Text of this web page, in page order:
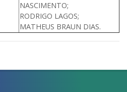
NASCIMENTO;
RODRIGO LAGOS;
MATHEUS BRAUN DIAS.